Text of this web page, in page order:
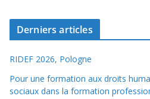
Derniers articles
RIDEF 2026, Pologne
Pour une formation aux droits
sociaux dans la formation